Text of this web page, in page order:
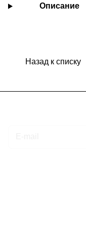
Описание
Назад к списку